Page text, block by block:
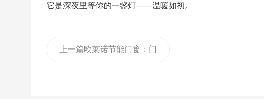
它是深夜里等你的一盏灯——温暖如初。
上一篇欧莱诺节能门窗：门